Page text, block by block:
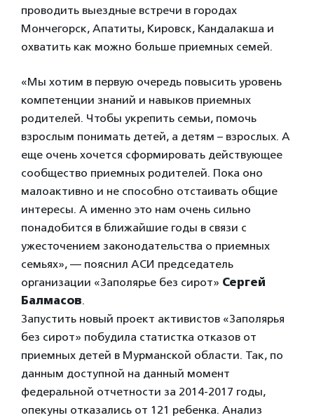
проводить выездные встречи в городах
Мончегорск, Апатиты, Кировск, Кандалакша и
охватить как можно больше приемных семей.
«Мы хотим в первую очередь повысить уровень
компетенции знаний и навыков приемных
родителей. Чтобы укрепить семьи, помочь
взрослым понимать детей, а детям – взрослых. А
еще очень хочется сформировать действующее
сообщество приемных родителей. Пока оно
малоактивно и не способно отстаивать общие
интересы. А именно это нам очень сильно
понадобится в ближайшие годы в связи с
ужесточением законодательства о приемных
семьях», — пояснил АСИ председатель
организации «Заполярье без сирот» Сергей
Балмасов.
Запустить новый проект активистов «Заполярья
без сирот» побудила статистка отказов от
приемных детей в Мурманской области. Так, по
данным доступной на данный момент
федеральной отчетности за 2014-2017 годы,
опекуны отказались от 121 ребенка. Анализ